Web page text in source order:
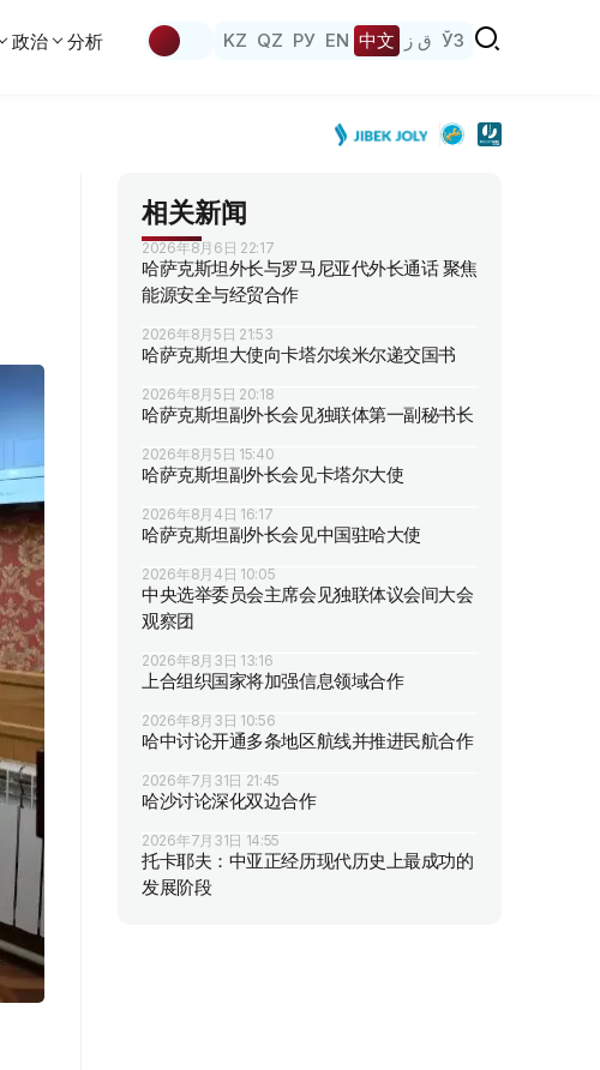
政治 分析 KZ QZ РУ EN 中文 ق ز ЎЗ
相关新闻
2026年8月6日 22:17
哈萨克斯坦外长与罗马尼亚代外长通话 聚焦
能源安全与经贸合作
2026年8月5日 21:53
哈萨克斯坦大使向卡塔尔埃米尔递交国书
2026年8月5日 20:18
哈萨克斯坦副外长会见独联体第一副秘书长
2026年8月5日 15:40
哈萨克斯坦副外长会见卡塔尔大使
2026年8月4日 16:17
哈萨克斯坦副外长会见中国驻哈大使
2026年8月4日 10:05
中央选举委员会主席会见独联体议会间大会
观察团
2026年8月3日 13:16
上合组织国家将加强信息领域合作
2026年8月3日 10:56
哈中讨论开通多条地区航线并推进民航合作
2026年7月31日 21:45
哈沙讨论深化双边合作
2026年7月31日 14:55
托卡耶夫：中亚正经历现代历史上最成功的
发展阶段